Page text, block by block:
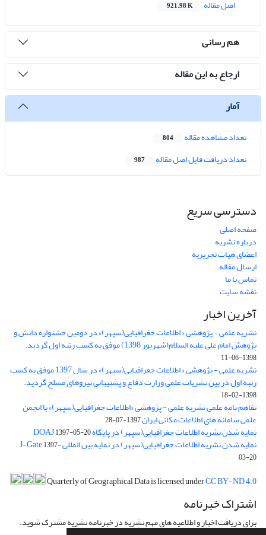
اصل مقاله
921.98 K
هم رسانی
ارجاع به این مقاله
آمار
تعداد مشاهده مقاله 804
تعداد دریافت فایل اصل مقاله 987
دسترسی سریع
صفحه اصلی
درباره نشریه
اعضای هیات تحریریه
ارسال مقاله
تماس با ما
نقشه سایت
آخرین اخبار
نشریه علمی - پژوهشی « اطلاعات جغرافیایی(سپهر)» در دومین جشنواره دانش و
پژوهش امام علی علیه السلام(شهریور 1398) موفق به کسب رتبه اول گردید.
1398-06-11
نشریه علمی - پژوهشی « اطلاعات جغرافیایی(سپهر)» در سال 1397 موفق به کسب
رتبه اول در بین نشریات علمی وزارت دفاع و پشتیبانی نیروهای مسلح گردید.
1398-02-18
تفاهم نامه علمی نشریه علمی - پژوهشی «اطلاعات جغرافیایی(سپهر)» با انجمن
علمی سامانه های اطلاعات مکانی ایران1397-07-28
نمایه شدن نشریه اطلاعات جغرافیایی(سپهر) در پایگاه DOAJ1397-05-20
نمایه شدن نشریه اطلاعات جغرافیایی(سپهر) در نمایه بین المللی J-Gate1397-
03-20
Quarterly of Geographical Data is licensed underCC BY-ND 4.0
اشتراک خبرنامه
برای دریافت اخبار و اطلاعیه های مهم نشریه در خبرنامه نشریه مشترک شوید.